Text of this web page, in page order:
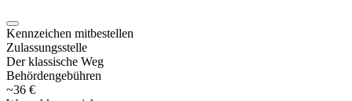
Kennzeichen mitbestellen
Zulassungsstelle
Der klassische Weg
Behördengebühren
~36 €